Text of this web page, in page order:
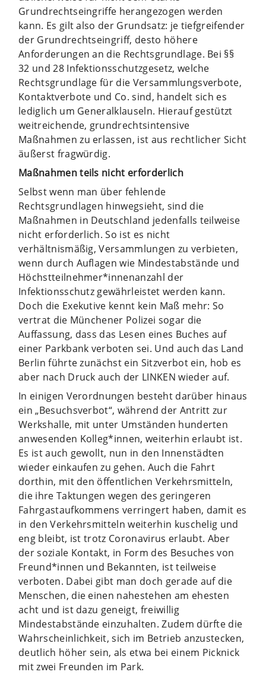
Grundrechtseingriffe herangezogen werden
kann. Es gilt also der Grundsatz: je tiefgreifender
der Grundrechtseingriff, desto höhere
Anforderungen an die Rechtsgrundlage. Bei §§
32 und 28 Infektionsschutzgesetz, welche
Rechtsgrundlage für die Versammlungsverbote,
Kontaktverbote und Co. sind, handelt sich es
lediglich um Generalklauseln. Hierauf gestützt
weitreichende, grundrechtsintensive
Maßnahmen zu erlassen, ist aus rechtlicher Sicht
äußerst fragwürdig.
Maßnahmen teils nicht erforderlich
Selbst wenn man über fehlende
Rechtsgrundlagen hinwegsieht, sind die
Maßnahmen in Deutschland jedenfalls teilweise
nicht erforderlich. So ist es nicht
verhältnismäßig, Versammlungen zu verbieten,
wenn durch Auflagen wie Mindestabstände und
Höchstteilnehmer*innenanzahl der
Infektionsschutz gewährleistet werden kann.
Doch die Exekutive kennt kein Maß mehr: So
vertrat die Münchener Polizei sogar die
Auffassung, dass das Lesen eines Buches auf
einer Parkbank verboten sei. Und auch das Land
Berlin führte zunächst ein Sitzverbot ein, hob es
aber nach Druck auch der LINKEN wieder auf.
In einigen Verordnungen besteht darüber hinaus
ein „Besuchsverbot“, während der Antritt zur
Werkshalle, mit unter Umständen hunderten
anwesenden Kolleg*innen, weiterhin erlaubt ist.
Es ist auch gewollt, nun in den Innenstädten
wieder einkaufen zu gehen. Auch die Fahrt
dorthin, mit den öffentlichen Verkehrsmitteln,
die ihre Taktungen wegen des geringeren
Fahrgastaufkommens verringert haben, damit es
in den Verkehrsmitteln weiterhin kuschelig und
eng bleibt, ist trotz Coronavirus erlaubt. Aber
der soziale Kontakt, in Form des Besuches von
Freund*innen und Bekannten, ist teilweise
verboten. Dabei gibt man doch gerade auf die
Menschen, die einen nahestehen am ehesten
acht und ist dazu geneigt, freiwillig
Mindestabstände einzuhalten. Zudem dürfte die
Wahrscheinlichkeit, sich im Betrieb anzustecken,
deutlich höher sein, als etwa bei einem Picknick
mit zwei Freunden im Park.